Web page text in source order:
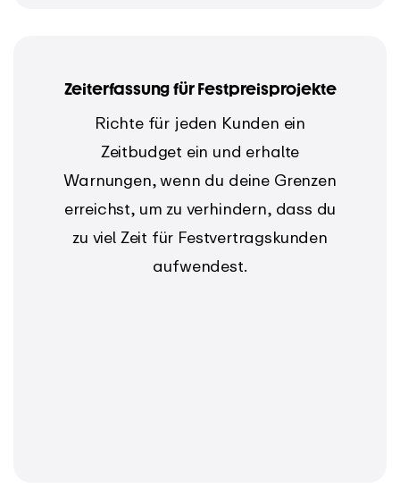
Zeiterfassung für Festpreisprojekte
Richte für jeden Kunden ein
Zeitbudget ein und erhalte
Warnungen, wenn du deine Grenzen
erreichst, um zu verhindern, dass du
zu viel Zeit für Festvertragskunden
aufwendest.